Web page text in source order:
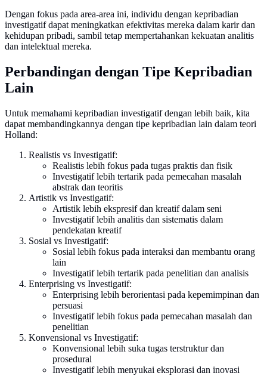
Dengan fokus pada area-area ini, individu dengan kepribadian
investigatif dapat meningkatkan efektivitas mereka dalam karir dan
kehidupan pribadi, sambil tetap mempertahankan kekuatan analitis
dan intelektual mereka.
Perbandingan dengan Tipe Kepribadian
Lain
Untuk memahami kepribadian investigatif dengan lebih baik, kita
dapat membandingkannya dengan tipe kepribadian lain dalam teori
Holland:
Realistis vs Investigatif:
Realistis lebih fokus pada tugas praktis dan fisik
Investigatif lebih tertarik pada pemecahan masalah
abstrak dan teoritis
Artistik vs Investigatif:
Artistik lebih ekspresif dan kreatif dalam seni
Investigatif lebih analitis dan sistematis dalam
pendekatan kreatif
Sosial vs Investigatif:
Sosial lebih fokus pada interaksi dan membantu orang
lain
Investigatif lebih tertarik pada penelitian dan analisis
Enterprising vs Investigatif:
Enterprising lebih berorientasi pada kepemimpinan dan
persuasi
Investigatif lebih fokus pada pemecahan masalah dan
penelitian
Konvensional vs Investigatif:
Konvensional lebih suka tugas terstruktur dan
prosedural
Investigatif lebih menyukai eksplorasi dan inovasi